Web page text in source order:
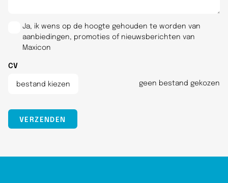
Ja, ik wens op de hoogte gehouden te worden van
aanbiedingen, promoties of nieuwsberichten van
Maxicon
CV
VERZENDEN